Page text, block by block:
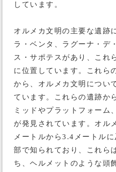
しています。
オルメカ文明の主要な遺跡
ラ・ベンタ、ラグーナ・デ
ス・サポテスがあり、これ
に位置しています。これら
から、オルメカ文明につい
ています。これらの遺跡か
ミッドやプラットフォーム
が発見されています。オル
メートルから3.4メートル
部で知られており、これら
ち、ヘルメットのような頭